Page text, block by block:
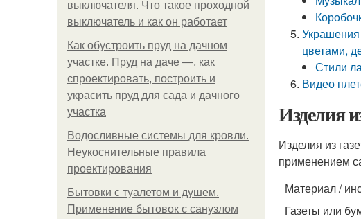
выключателя. Что такое проходной
выключатель и как он работает
Как обустроить пруд на дачном
участке. Пруд на даче —, как
спроектировать, построить и
украсить пруд для сада и дачного
участка
Водосливные системы для кровли.
Неукоснительные правила
проектирования
Бытовки с туалетом и душем.
Применение бытовок с санузлом
Украшения
цветами,
Стили
Видео
Изделия
Изделия из
применением
Материал /
Газеты или